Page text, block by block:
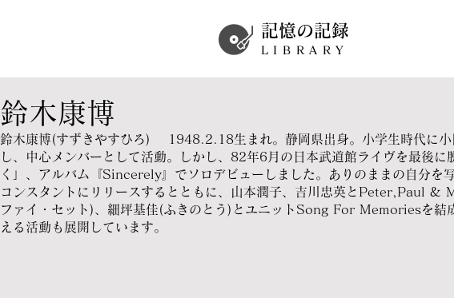
記憶の記録
LIBRARY
鈴木康博
鈴木康博(すずきやすひろ) 1948.2.18生まれ。静岡県出身。小学生時代に小
し、中心メンバーとして活動。しかし、82年6月の日本武道館ライヴを最後
く」、アルバム『Sincerely』でソロデビューしました。ありのままの自分を
コンスタントにリリースするとともに、山本潤子、吉川忠英とPeter,Paul &
ファイ・セット)、細坪基佳(ふきのとう)とユニットSong For Memoriesを結
える活動も展開しています。